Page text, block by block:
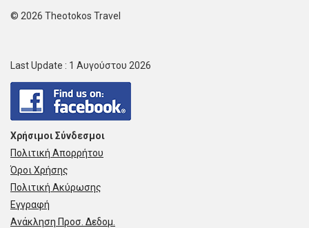
© 2026 Theotokos Travel
Last Update : 1 Αυγούστου 2026
Χρήσιμοι Σύνδεσμοι
Πολιτική Απορρήτου
Όροι Χρήσης
Πολιτική Ακύρωσης
Εγγραφή
Ανάκληση Προσ. Δεδομ.